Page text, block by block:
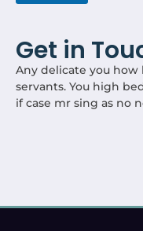
Get in
Any delicate you
servants. You high
if case mr sing as no